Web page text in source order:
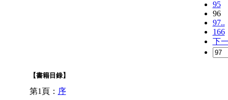
95
96
97..
166
下
【書籍目錄】
第1頁： 序